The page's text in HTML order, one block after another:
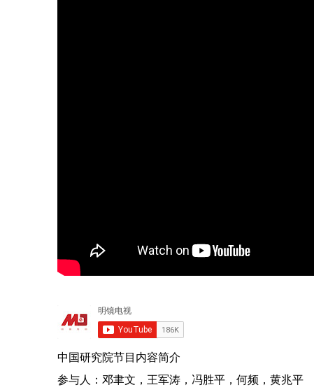
中国研究院节目内容简介
参与人：邓聿文，王军涛，冯胜平，何频，黄兆平